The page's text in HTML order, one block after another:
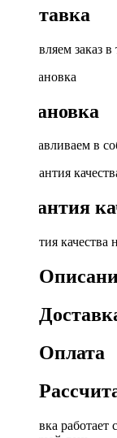
Доставка
Доставляем заказ
Установка
Устанавливаем в
Гарантия
Гарантия
Оплата
Доставка